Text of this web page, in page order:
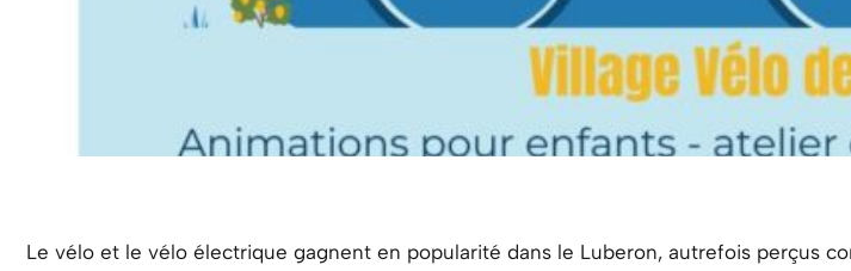
Le vélo et le vélo électrique gagnent en popularité dans le Luberon, autrefois perçus